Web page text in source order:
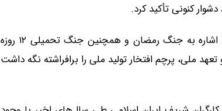
کنونی تأکید کرد.
به گزارش اتاق بازرگانی ایران، صمد حسن‌زاده در این پیام با اشاره به جنگ رمضان و همچنین جنگ تحمیلی ۱۲ روزه
ملی، پرچم افتخار تولید ملی را برافراشته نگه داشت